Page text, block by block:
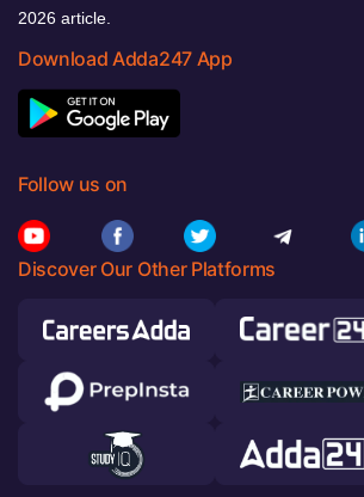
2026 article.
Download Adda247 App
Follow us on
Discover Our Other Platforms